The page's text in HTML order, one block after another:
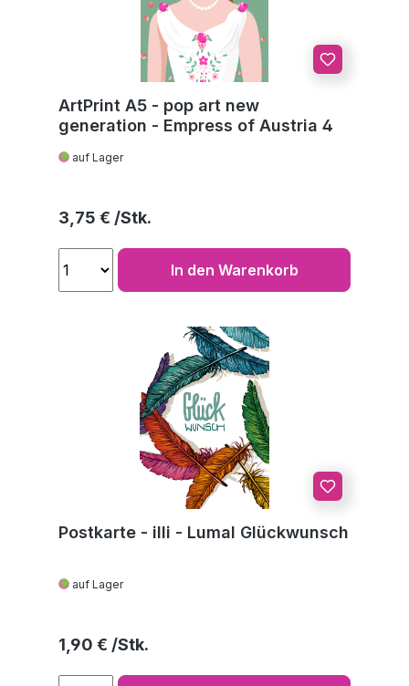
ArtPrint A5 - pop art new
generation - Empress of Austria 4
auf Lager
Regulärer Preis:
3,75 €
In den Warenkorb
Postkarte - illi - Lumal Glückwunsch
auf Lager
Regulärer Preis:
1,90 €